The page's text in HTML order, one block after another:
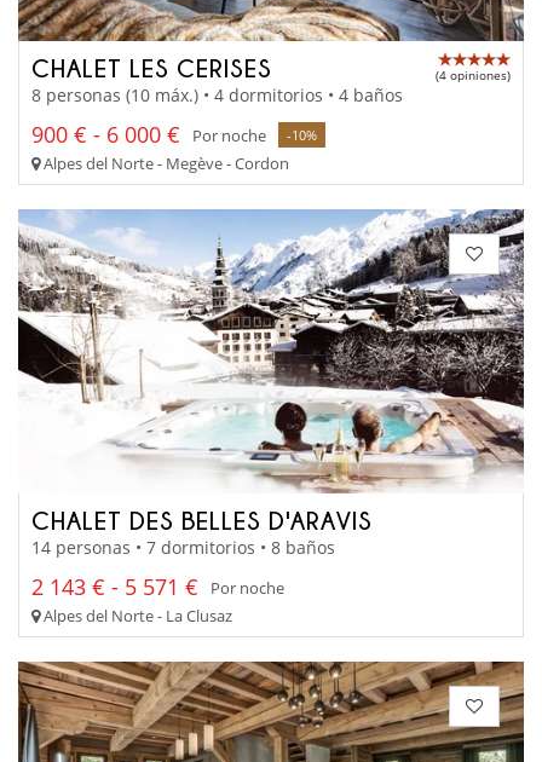
CHALET LES CERISES (4 opiniones)
8 personas (10 máx.) • 4 dormitorios • 4 baños
900 € - 6 000 € Por noche -10%
Alpes del Norte - Megève - Cordon
CHALET DES BELLES D'ARAVIS
14 personas • 7 dormitorios • 8 baños
2 143 € - 5 571 €
Por noche
Alpes del Norte - La Clusaz